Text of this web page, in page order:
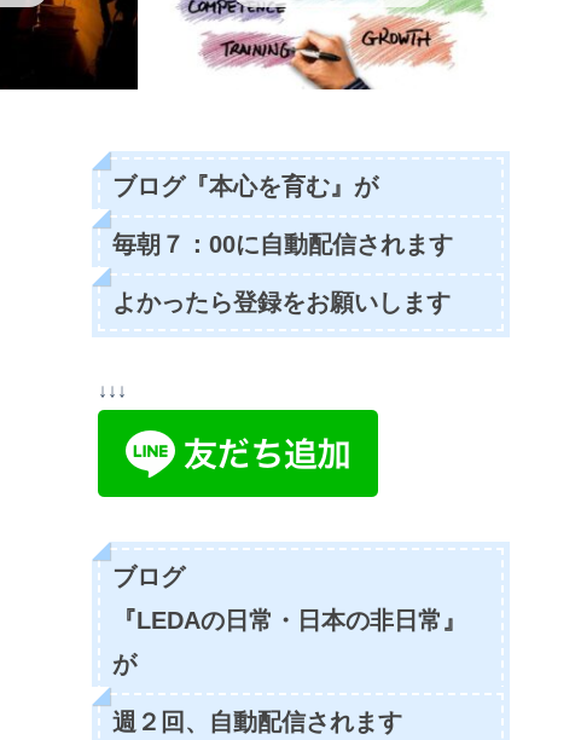
ブログ『本心を育む』が
毎朝７：00に自動配信されます
よかったら登録をお願いします
↓↓↓
ブログ
『LEDAの日常・日本の非日常』
が
週２回、自動配信されます